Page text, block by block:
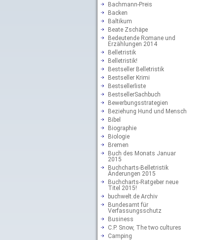
Bachmann-Preis
Backen
Baltikum
Beate Zschäpe
Bedeutende Romane und
Erzählungen 2014
Belletristik
Belletristik!
Bestseller Belletristik
Bestseller Krimi
Bestsellerliste
BestsellerSachbuch
Bewerbungsstrategien
Beziehung Hund und Mensch
Bibel
Biographie
Biologie
Bremen
Buch des Monats Januar
2015
Buchcharts-Belletristik
Änderungen 2015
Buchcharts-Ratgeber neue
Titel 2015!
buchwelt.de Archiv
Bundesamt für
Verfassungsschutz
Business
C.P. Snow, The two cultures
Camping